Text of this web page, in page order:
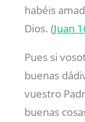
habéis
Dios. (Juan
Pues si
buenas
vuestro
buenas